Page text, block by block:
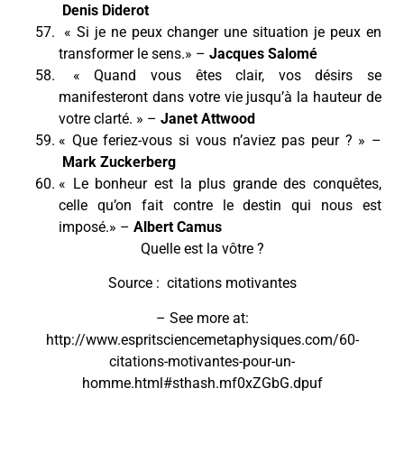
Denis Diderot
« Si je ne peux changer une situation je peux en
transformer le sens.» – Jacques Salomé
« Quand vous êtes clair, vos désirs se
manifesteront dans votre vie jusqu’à la hauteur de
votre clarté. » – Janet Attwood
« Que feriez-vous si vous n’aviez pas peur ? » –
Mark Zuckerberg
« Le bonheur est la plus grande des conquêtes,
celle qu’on fait contre le destin qui nous est
imposé.» – Albert Camus
Quelle est la vôtre ?
Source : citations motivantes
– See more at:
http://www.espritsciencemetaphysiques.com/60-
citations-motivantes-pour-un-
homme.html#sthash.mf0xZGbG.dpuf